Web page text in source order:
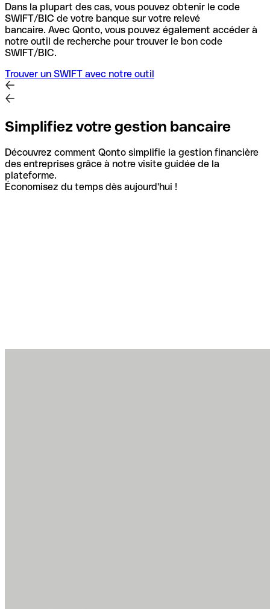
Dans la plupart des cas, vous pouvez obtenir le code
SWIFT/BIC de votre banque sur votre relevé
bancaire. Avec Qonto, vous pouvez également accéder à
notre outil de recherche pour trouver le bon code
SWIFT/BIC.
Trouver un SWIFT avec notre outil
Simplifiez votre gestion bancaire
Découvrez comment Qonto simplifie la gestion financière
des entreprises grâce à notre visite guidée de la
plateforme.
Économisez du temps dès aujourd'hui !